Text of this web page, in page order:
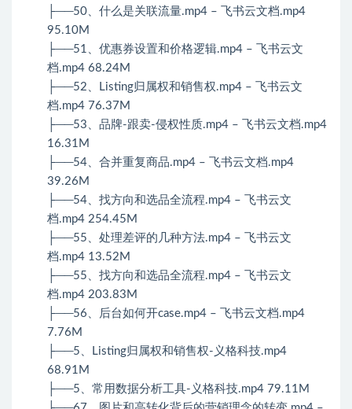
├──50、什么是关联流量.mp4 – 飞书云文档.mp4
95.10M
├──51、优惠券设置和价格逻辑.mp4 – 飞书云文
档.mp4 68.24M
├──52、Listing归属权和销售权.mp4 – 飞书云文
档.mp4 76.37M
├──53、品牌-跟卖-侵权性质.mp4 – 飞书云文档.mp4
16.31M
├──54、合并重复商品.mp4 – 飞书云文档.mp4
39.26M
├──54、找方向和选品全流程.mp4 – 飞书云文
档.mp4 254.45M
├──55、处理差评的几种方法.mp4 – 飞书云文
档.mp4 13.52M
├──55、找方向和选品全流程.mp4 – 飞书云文
档.mp4 203.83M
├──56、后台如何开case.mp4 – 飞书云文档.mp4
7.76M
├──5、Listing归属权和销售权-义格科技.mp4
68.91M
├──5、常用数据分析工具-义格科技.mp4 79.11M